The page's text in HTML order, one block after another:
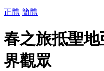
正體 簡體
春之旅抵聖
界觀眾